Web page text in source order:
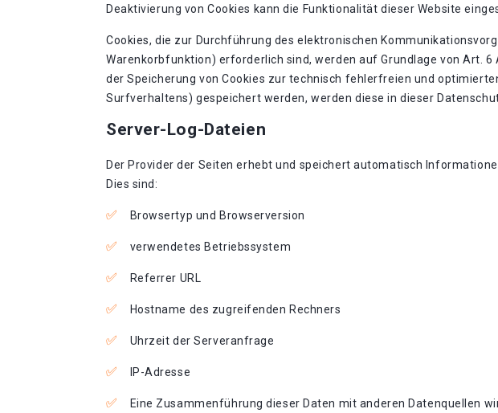
Deaktivierung von Cookies kann die Funktionalität dieser Website
Cookies, die zur Durchführung des elektronischen
Warenkorbfunktion) erforderlich sind, werden auf Grundlage von Art.
der Speicherung von Cookies zur technisch fehlerfreien und
Surfverhaltens) gespeichert werden, werden diese in dieser
Server-Log-Dateien
Der Provider der Seiten erhebt und speichert automatisch
Dies sind:
Browsertyp und Browserversion
verwendetes Betriebssystem
Referrer URL
Hostname des zugreifenden Rechners
Uhrzeit der Serveranfrage
IP-Adresse
Eine Zusammenführung dieser Daten mit anderen Datenquellen